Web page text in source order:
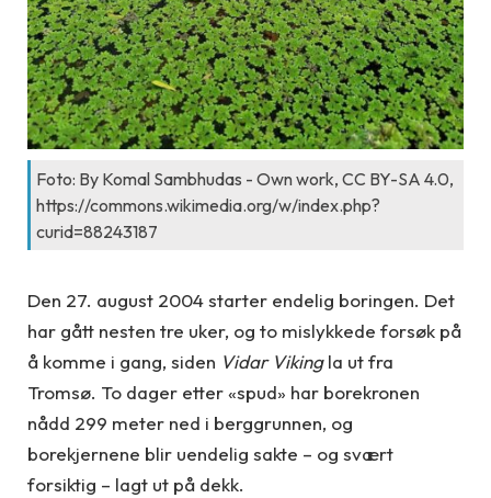
Foto: By Komal Sambhudas - Own work, CC BY-SA 4.0,
https://commons.wikimedia.org/w/index.php?
curid=88243187
Den 27. august 2004 starter endelig boringen. Det
har gått nesten tre uker, og to mislykkede forsøk på
å komme i gang, siden Vidar Vikingla ut fra
Tromsø. To dager etter «spud» har borekronen
nådd 299 meter ned i berggrunnen, og
borekjernene blir uendelig sakte – og svært
forsiktig – lagt ut på dekk.